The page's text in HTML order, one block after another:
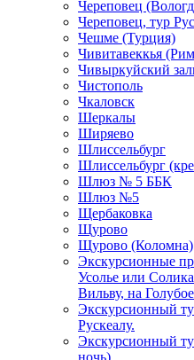
Череповец
Череповец, тур
Чешме (Турция)
Чивитавеккья
Чивыркуйский
Чистополь
Чкаловск
Шеркалы
Ширяево
Шлиссельбург
Шлиссельбург
Шлюз № 5 ББК
Шлюз №5
Щербаковка
Щурово
Щурово (Коломна)
Экскурсионные
Усолье или
Вильву, на
Экскурсионный
Рускеалу.
Экскурсионный
ночь)